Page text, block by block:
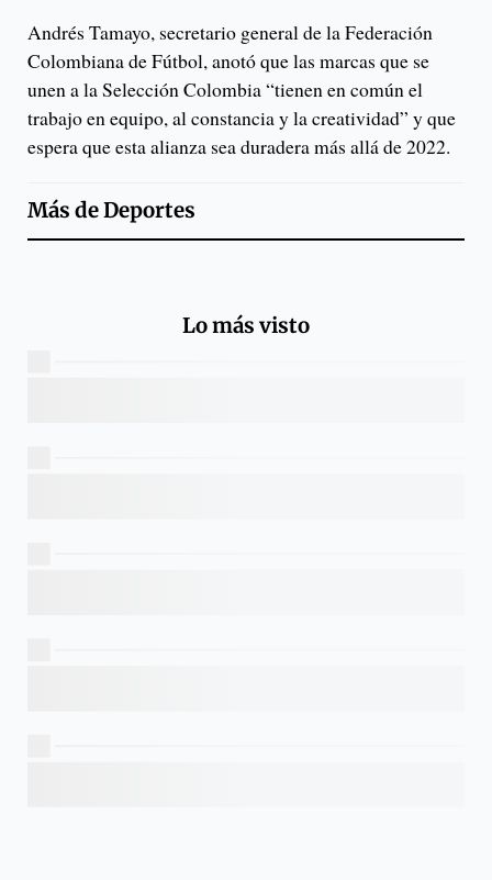
Andrés Tamayo, secretario general de la Federación
Colombiana de Fútbol, anotó que las marcas que se
unen a la Selección Colombia “tienen en común el
trabajo en equipo, al constancia y la creatividad” y que
espera que esta alianza sea duradera más allá de 2022.
Más deDeportes
Lo más visto